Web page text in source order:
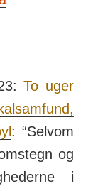
To uger
: “Selvom
og
i